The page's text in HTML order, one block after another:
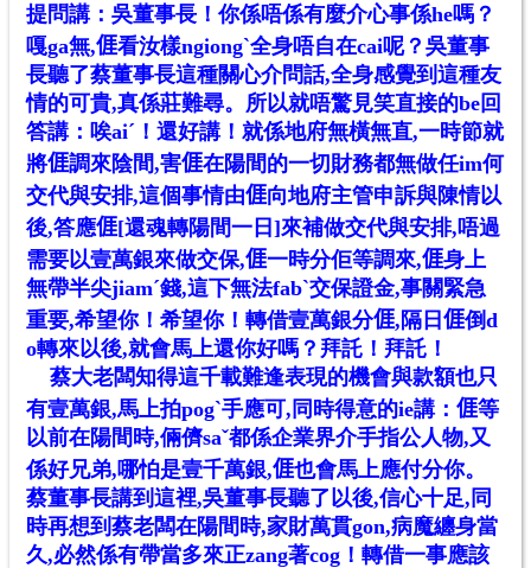
提問講：吳董事長！你係唔係有麼介心事係he嗎？
嘎ga無,𠊎看汝樣ngiongˋ全身唔自在cai呢？吳董事
長聽了蔡董事長這種關心介問話,全身感覺到這種友
情的可貴,真係莊難尋。所以就唔驚見笑直接的be回
答講：唉aiˊ！還好講！就係地府無橫無直,一時節就
將𠊎調來陰間,害𠊎在陽間的一切財務都無做任im何
交代與安排,這個事情由𠊎向地府主管申訴與陳情以
後,答應𠊎[還魂轉陽間一日]來補做交代與安排,唔過
需要以壹萬銀來做交保,𠊎一時分佢等調來,𠊎身上
無帶半尖jiamˊ錢,這下無法fabˋ交保證金,事關緊急
重要,希望你！希望你！轉借壹萬銀分𠊎,隔日 𠊎倒d
o轉來以後,就會馬上還你好嗎？拜託！拜託！
蔡大老闆知得這千載難逢表現的機會與款額也只
有壹萬銀,馬上拍pogˋ手應可,同時得意的ie講： 𠊎等
以前在陽間時,倆儕saˇ都係企業界介手指公人物,又
係好兄弟,哪怕是壹千萬銀,𠊎也會馬上應付分你。
蔡董事長講到這裡,吳董事長聽了以後,信心十足,同
時再想到蔡老闆在陽間時,家財萬貫gon,病魔纏身當
久,必然係有帶當多來正zang著cog！轉借一事應該